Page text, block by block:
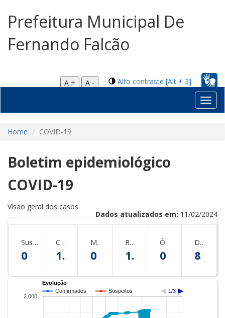
Prefeitura Municipal De
Fernando Falcão
Alto contraste [Alt + 3]
A +
A -
Home COVID-19
Boletim epidemiológico
COVID-19
Dados atualizados em: 11/02/2024
Visao geral dos casos
Suspeitos
0
Confirmados
13
Monitorados
0
Recuperados
13
Óbitos
0
Descartados
8
Evolução
Confirmados
Suspeitos 1/3
2.000